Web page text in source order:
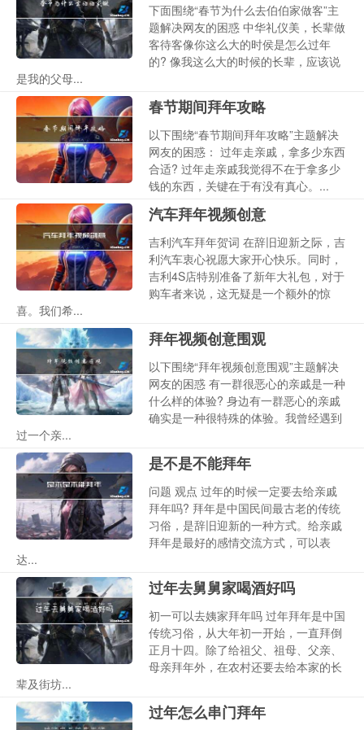
下面围绕“春节为什么去伯伯家做客”主
题解决网友的困惑 中华礼仪美，长辈做
客待客像你这么大的时侯是怎么过年
的? 像我这么大的时候的长辈，应该说
是我的父母...
春节期间拜年攻略
以下围绕“春节期间拜年攻略”主题解决
网友的困惑： 过年走亲戚，拿多少东西
合适? 过年走亲戚我觉得不在于拿多少
钱的东西，关键在于有没有真心。...
汽车拜年视频创意
吉利汽车拜年贺词 在辞旧迎新之际，吉
利汽车衷心祝愿大家开心快乐。同时，
吉利4S店特别准备了新年大礼包，对于
购车者来说，这无疑是一个额外的惊
喜。我们希...
拜年视频创意围观
以下围绕“拜年视频创意围观”主题解决
网友的困惑 有一群很恶心的亲戚是一种
什么样的体验? 身边有一群恶心的亲戚
确实是一种很特殊的体验。我曾经遇到
过一个亲...
是不是不能拜年
问题 观点 过年的时候一定要去给亲戚
拜年吗? 拜年是中国民间最古老的传统
习俗，是辞旧迎新的一种方式。给亲戚
拜年是最好的感情交流方式，可以表
达...
过年去舅舅家喝酒好吗
初一可以去姨家拜年吗 过年拜年是中国
传统习俗，从大年初一开始，一直拜倒
正月十四。除了给祖父、祖母、父亲、
母亲拜年外，在农村还要去给本家的长
辈及街坊...
过年怎么串门拜年